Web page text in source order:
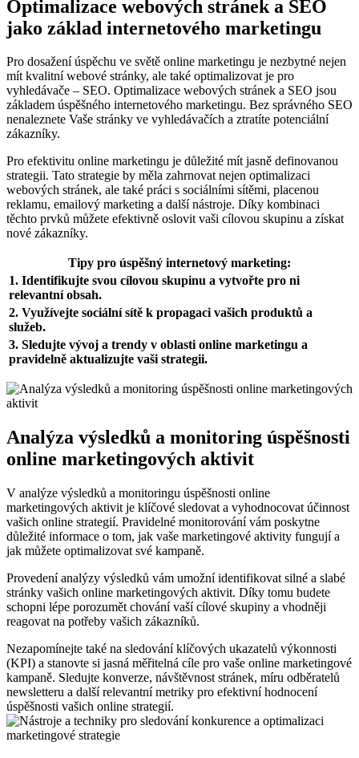
Optimalizace ‍webových stránek a⁢ SEO
jako základ internetového marketingu
Pro dosažení úspěchu ve⁢ světě online marketingu ‌je nezbytné nejen
mít kvalitní webové​ stránky, ale také optimalizovat je pro
vyhledávače – SEO. Optimalizace webových stránek ⁢a⁢ SEO‌ jsou
základem úspěšného ⁤internetového ⁣marketingu. Bez správného SEO
nenaleznete Vaše stránky ve vyhledávačích a ‍ztratíte potenciální
zákazníky.
Pro efektivitu online marketingu je důležité mít jasně definovanou
strategii. Tato ⁣strategie by měla zahrnovat nejen optimalizaci
webových stránek, ale‍ také práci s sociálními sítěmi, placenou
reklamu, emailový marketing a další nástroje. Díky kombinaci⁤
těchto prvků můžete efektivně oslovit vaši cílovou skupinu a získat
nové ‌zákazníky.
Tipy ⁣pro​ úspěšný internetový marketing:
1. Identifikujte svou cílovou skupinu a vytvořte⁤ pro ni
relevantní obsah.
2. ⁣Využívejte sociální sítě k⁤ propagaci vašich produktů a
služeb.
3. Sledujte ⁣vývoj a trendy‍ v oblasti online marketingu ‍a
pravidelně aktualizujte​ vaši strategii.
Analýza výsledků a monitoring ‌úspěšnosti
online marketingových aktivit
V‍ analýze výsledků ​a monitoringu ⁤úspěšnosti online
marketingových​ aktivit​ je klíčové sledovat⁣ a vyhodnocovat účinnost
‌vašich online ⁤strategií. Pravidelné monitorování vám poskytne
důležité informace o tom, jak⁤ vaše marketingové aktivity ⁤fungují a
jak můžete ⁣optimalizovat své ⁤kampaně.
Provedení analýzy výsledků vám umožní identifikovat silné a slabé
⁤stránky vašich online marketingových aktivit. Díky tomu budete
⁢schopni lépe porozumět chování vaší⁢ cílové ⁣skupiny a vhodněji
‌reagovat na potřeby vašich zákazníků.
Nezapomínejte ​také ‍na⁤ sledování ⁤klíčových ukazatelů výkonnosti
(KPI) a stanovte si​ jasná měřitelná cíle ⁤pro vaše ⁣online ‍marketingové
kampaně. Sledujte konverze, návštěvnost stránek, míru odběratelů
newsletteru‍ a další​ relevantní metriky pro efektivní hodnocení
úspěšnosti vašich online strategií.